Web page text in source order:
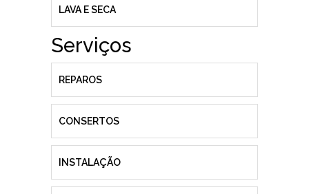
LAVA E SECA
Serviços
REPAROS
CONSERTOS
INSTALAÇÃO